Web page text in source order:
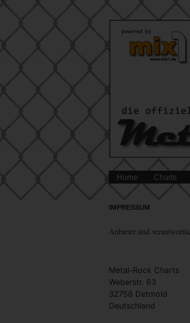
Home Charts
IMPRESSUM
Anbieter und
Metal-Rock Charts
Weberstr. 63
32758 Detmold
Deutschland